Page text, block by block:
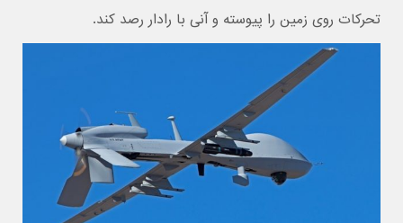
تحرکات روی زمین را پیوسته و آنی با رادار رصد کند.